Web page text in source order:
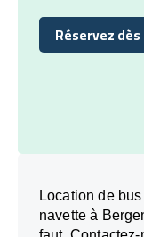
Réservez
Réservez
Location de
navette à